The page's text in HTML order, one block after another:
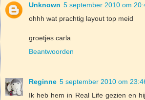
Unknown 5 september 2010 om
ohhh wat prachtig layout top meid
groetjes carla
Beantwoorden
Reginne 5 september 2010 om
Ik heb hem in Real Life gezien en